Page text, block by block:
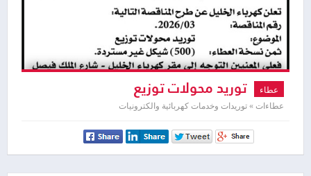
عطاء توريد محولات توزیع
عطاءات » توريدات وخدمات كهربائية والكترونيات